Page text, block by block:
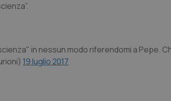
in nessun modo riferendomi a Pepe.
19 luglio 2017